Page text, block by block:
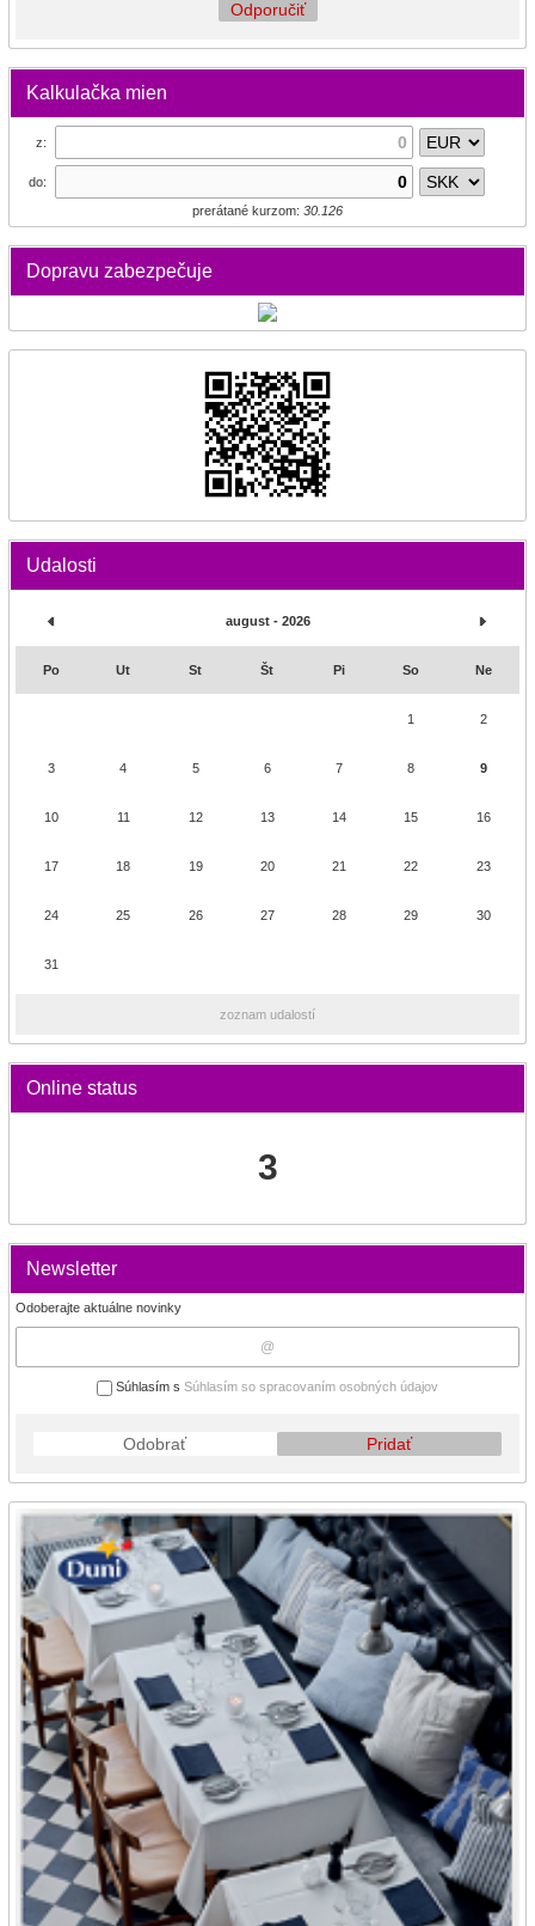
Odporučiť
Kalkulačka mien
z:
do:
prerátané kurzom: 30.126
Dopravu zabezpečuje
Udalosti
august - 2026
Po Ut St Št Pi So Ne
1 2
3 4 5 6 7 8 9
10 11 12 13 14 15 16
17 18 19 20 21 22 23
24 25 26 27 28 29 30
31
zoznam udalostí
Online status
3
Newsletter
Odoberajte aktuálne novinky
Súhlasím s Súhlasím so spracovaním osobných údajov
Odobrať Pridať